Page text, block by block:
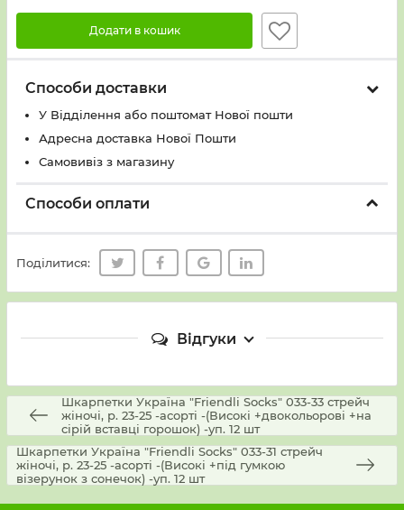
Додати в кошик
Способи доставки
У Вiддiлення або поштомат Нової пошти
Адресна доставка Нової Пошти
Самовивіз з магазину
Способи оплати
Поділитися:
Відгуки
Шкарпетки Україна "Friendli Socks" 033-33 стрейч
жіночі, р. 23-25 -асорті -(Високі +двокольорові +на
сірій вставці горошок) -уп. 12 шт
Шкарпетки Україна "Friendli Socks" 033-31 стрейч
жіночі, р. 23-25 -асорті -(Високі +під гумкою
візерунок з сонечок) -уп. 12 шт